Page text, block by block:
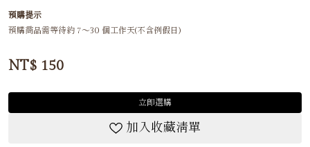
預購提示
預購商品需等待約 7～30 個工作天(不含例假日)
NT$ 150
立即選購
加入收藏清單